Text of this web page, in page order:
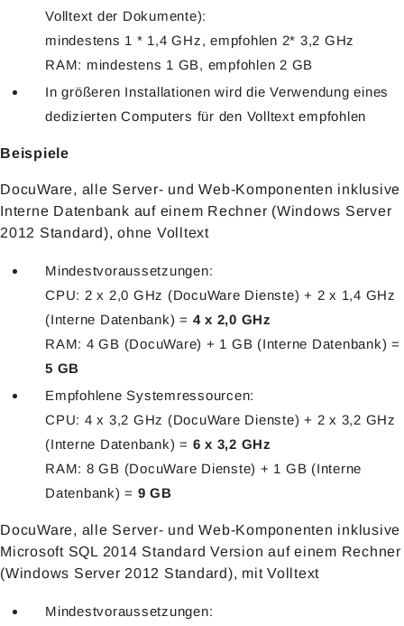
Volltext der Dokumente):
mindestens 1 * 1,4 GHz, empfohlen 2* 3,2 GHz
RAM: mindestens 1 GB, empfohlen 2 GB
In größeren Installationen wird die Verwendung eines
dedizierten Computers für den Volltext empfohlen
Beispiele
DocuWare, alle Server- und Web-Komponenten inklusive
Interne Datenbank auf einem Rechner (Windows Server
2012 Standard), ohne Volltext
Mindestvoraussetzungen:
CPU: 2 x 2,0 GHz (DocuWare Dienste) + 2 x 1,4 GHz
(Interne Datenbank) = 4 x 2,0 GHz
RAM: 4 GB (DocuWare) + 1 GB (Interne Datenbank) =
5 GB
Empfohlene Systemressourcen:
CPU: 4 x 3,2 GHz (DocuWare Dienste) + 2 x 3,2 GHz
(Interne Datenbank) = 6 x 3,2 GHz
RAM: 8 GB (DocuWare Dienste) + 1 GB (Interne
Datenbank) = 9 GB
DocuWare, alle Server- und Web-Komponenten inklusive
Microsoft SQL 2014 Standard Version auf einem Rechner
(Windows Server 2012 Standard), mit Volltext
Mindestvoraussetzungen: